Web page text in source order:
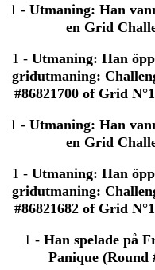
1 -Utmaning: Han
en Grid
1 - Utmaning: Han
gridutmaning:
#86821700 of Grid
1 -Utmaning: Han
en Grid
1 - Utmaning: Han
gridutmaning:
#86821682 of Grid
1 - Han spelade på
Panique (Round